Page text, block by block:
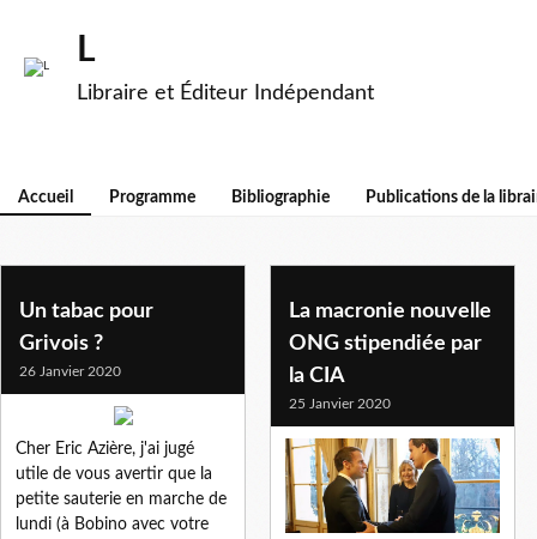
L
Libraire et Éditeur Indépendant
Accueil Programme Bibliographie Publications de la
Un tabac pour
Grivois ?
26 Janvier 2020
Cher Eric Azière, j'ai jugé
utile de vous avertir que la
petite sauterie en marche de
lundi (à Bobino avec votre
La macronie nouvelle
ONG stipendiée par
la CIA
25 Janvier 2020